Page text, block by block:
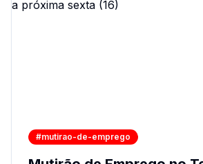
#mutirao-de-emprego